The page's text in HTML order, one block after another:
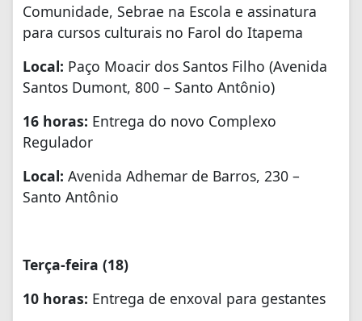
Comunidade, Sebrae na Escola e assinatura
para cursos culturais no Farol do Itapema
Local: Paço Moacir dos Santos Filho (Avenida
Santos Dumont, 800 – Santo Antônio)
16 horas: Entrega do novo Complexo
Regulador
Local: Avenida Adhemar de Barros, 230 –
Santo Antônio
Terça-feira (18)
10 horas: Entrega de enxoval para gestantes